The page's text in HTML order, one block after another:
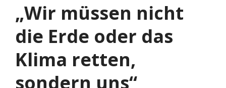
„Wir müssen nicht
die Erde oder das
Klima retten,
sondern uns“